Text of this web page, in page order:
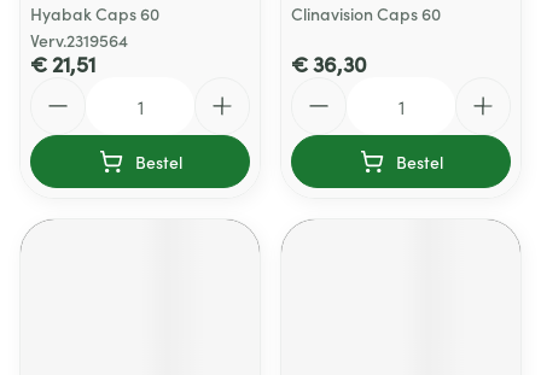
Hyabak Caps 60
Verv.2319564
€ 21,51
Bestel
Clinavision Caps 60
€ 36,30
Bestel